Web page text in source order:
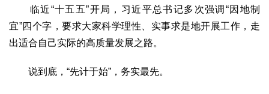
临近“十五五”开局，习近平总书记多次强调“因地制
宜”四个字，要求大家科学理性、实事求是地开展工作，走
出适合自己实际的高质量发展之路。
说到底，“先计于始”，务实最先。